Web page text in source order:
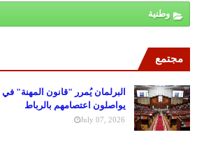
وطنية
مجتمع
البرلمان يُمرر "قانون المهنة" في
يواصلون اعتصامهم بالرباط
July 07, 2026